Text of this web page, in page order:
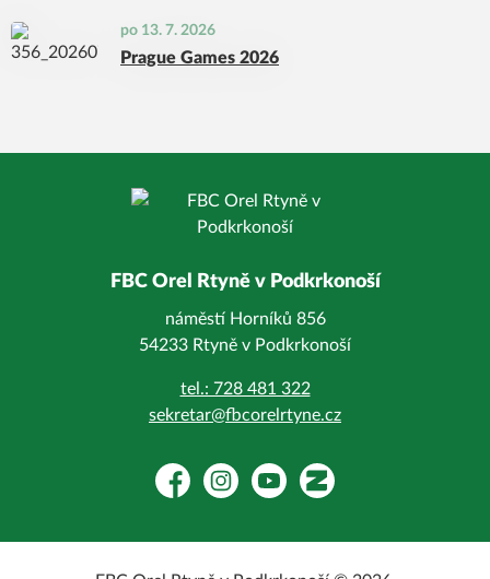
po 13. 7. 2026
Prague Games 2026
FBC Orel Rtyně v Podkrkonoší
náměstí Horníků 856
54233 Rtyně v Podkrkonoší
tel.: 728 481 322
sekretar@fbcorelrtyne.cz
FacebookInstagramYouTubeZonerama